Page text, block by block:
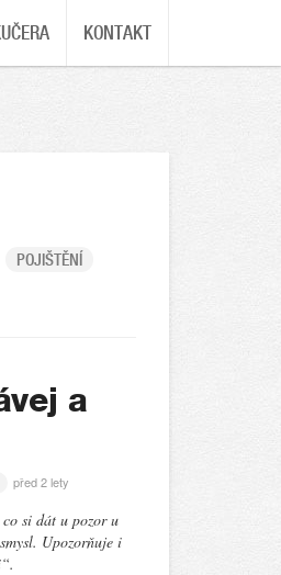
KONTAKT
POJIŠTĚNÍ
a
před 2 lety
si dát u pozor u
Upozorňuje i